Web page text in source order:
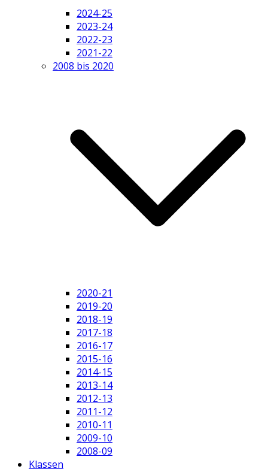
2024-25
2023-24
2022-23
2021-22
2008 bis 2020
2020-21
2019-20
2018-19
2017-18
2016-17
2015-16
2014-15
2013-14
2012-13
2011-12
2010-11
2009-10
2008-09
Klassen